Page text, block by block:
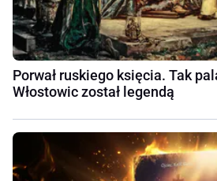
Porwał ruskiego księcia. Tak
Włostowic został legendą